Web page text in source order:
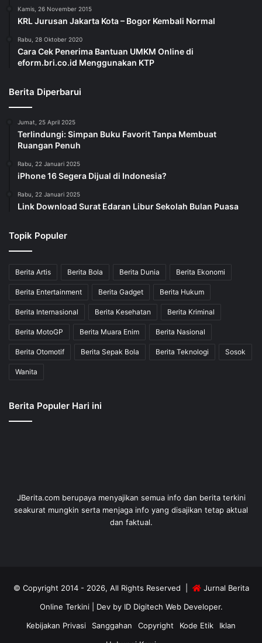
Kamis, 26 November 2015
KRL Jurusan Jakarta Kota – Bogor Kembali Normal
Rabu, 28 Oktober 2020
Cara Cek Penerima Bantuan UMKM Online di
eform.bri.co.id Menggunakan KTP
Berita Diperbarui
Jumat, 25 April 2025
Terlindungi: Simpan Buku Favorit Tanpa Membuat
Ruangan Penuh
Rabu, 22 Januari 2025
iPhone 16 Segera Dijual di Indonesia?
Rabu, 22 Januari 2025
Link Download Surat Edaran Libur Sekolah Bulan Puasa
Topik Populer
Berita Artis Berita Bola Berita Dunia Berita Ekonomi
Berita Entertainment Berita Gadget Berita Hukum
Berita Internasional Berita Kesehatan Berita Kriminal
Berita MotoGP Berita Muara Enim Berita Nasional
Berita Otomotif Berita Sepak Bola Berita Teknologi Sosok
Wanita
Berita Populer Hari ini
JBerita.com berupaya menyajikan semua info dan berita terkini
seakurat mungkin serta menjaga info yang disajikan tetap aktual
dan faktual.
© Copyright 2014 - 2026, All Rights Reserved |
Jurnal Berita
Online Terkini| Dev by ID Digitech Web Developer.
Kebijakan Privasi
Sanggahan Copyright Kode Etik
Iklan